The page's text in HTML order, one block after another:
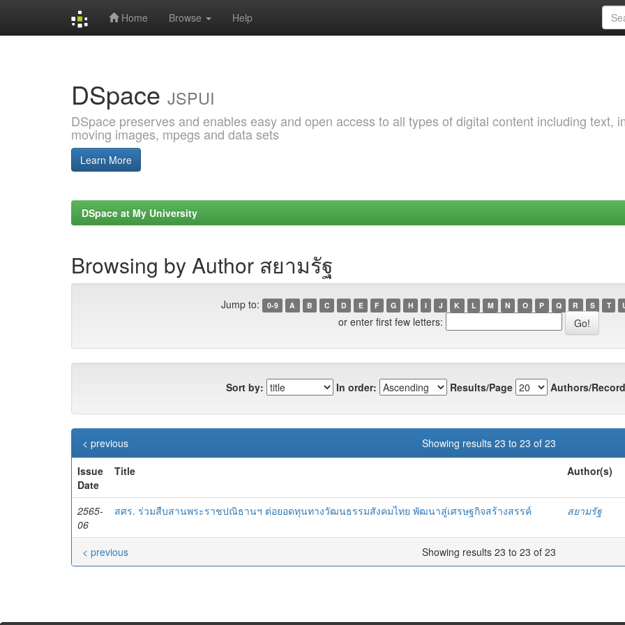
Home Browse Help
DSpace JSPUI
DSpace preserves and enables easy and open access to all types of digital content including text,
moving images, mpegs and data sets
Learn More
DSpace at My University
Browsing by Author สยามรัฐ
Jump to: 0-9 A B C D E F G H I J K L M N O P Q R S T
or enter first few letters:
Sort by: In order: Results/Page Authors/
Showing results 23 to 23 of 23
< previous
Issue
Date
Title Author(s)
2565-
06
สศร. ร่วมสืบสานพระราชปณิธานฯ ต่อยอดทุนทางวัฒนธรรมสังคมไทย พัฒนาสู่เศรษฐกิจสร้างสรรค์ สยามรัฐ
Showing results 23 to 23 of 23
< previous